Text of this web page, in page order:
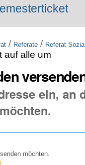
/ Referate / Referat
auf alle um
ein, an
möchten.